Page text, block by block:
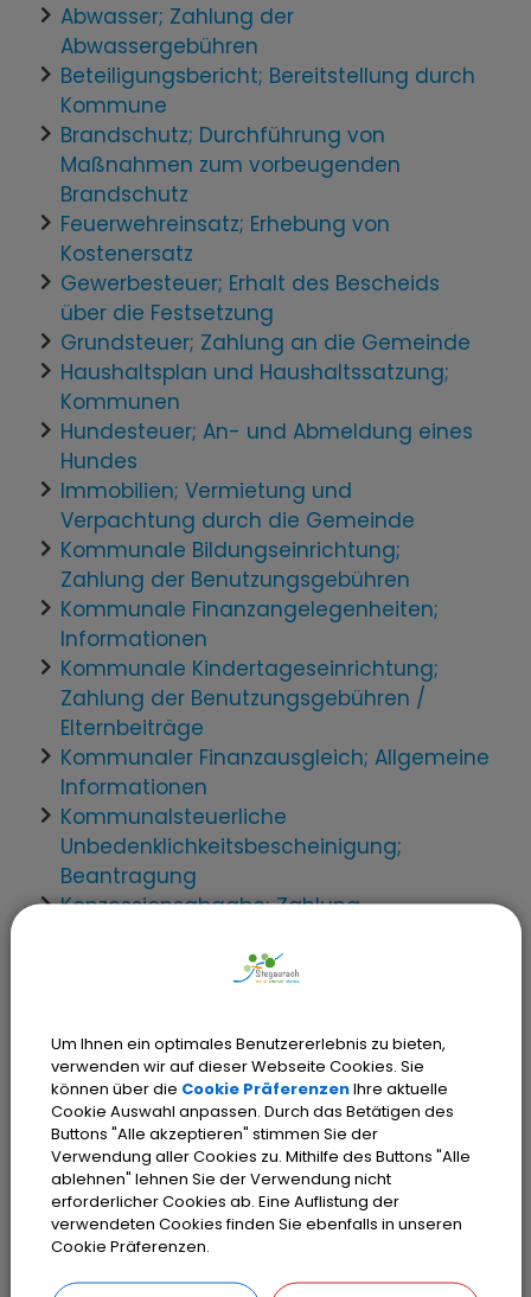
Abwasser; Zahlung der
Abwassergebühren
Beteiligungsbericht; Bereitstellung durch
Kommune
Brandschutz; Durchführung von
Maßnahmen zum vorbeugenden
Brandschutz
Feuerwehreinsatz; Erhebung von
Kostenersatz
Gewerbesteuer; Erhalt des Bescheids
über die Festsetzung
Grundsteuer; Zahlung an die Gemeinde
Haushaltsplan und Haushaltssatzung;
Kommunen
Hundesteuer; An- und Abmeldung eines
Hundes
Immobilien; Vermietung und
Verpachtung durch die Gemeinde
Kommunale Bildungseinrichtung;
Zahlung der Benutzungsgebühren
Kommunale Finanzangelegenheiten;
Informationen
Kommunale Kindertageseinrichtung;
Zahlung der Benutzungsgebühren /
Elternbeiträge
Kommunaler Finanzausgleich; Allgemeine
Informationen
Kommunalsteuerliche
Unbedenklichkeitsbescheinigung;
Beantragung
Konzessionsabgabe; Zahlung
Informationen über Kassengeschäfte
Prüfungswesen; Örtliche
Rechnungsprüfung der Gemeinde
Schulaufwand; Informationen über
Träger
Schulen; Informationen zur
Mittagsbetreuung
Internationaler Schüleraustausch;
Informationen zu Förderungen
Schülerbeförderung; Beantragung der
Um Ihnen ein optimales Benutzererlebnis zu bieten,
verwenden wir auf dieser Webseite Cookies. Sie
können über die Cookie PräferenzenIhre aktuelle
Cookie Auswahl anpassen. Durch das Betätigen des
Buttons "Alle akzeptieren" stimmen Sie der
Verwendung aller Cookies zu. Mithilfe des Buttons "Alle
ablehnen" lehnen Sie der Verwendung nicht
erforderlicher Cookies ab. Eine Auflistung der
verwendeten Cookies finden Sie ebenfalls in unseren
Cookie Präferenzen.